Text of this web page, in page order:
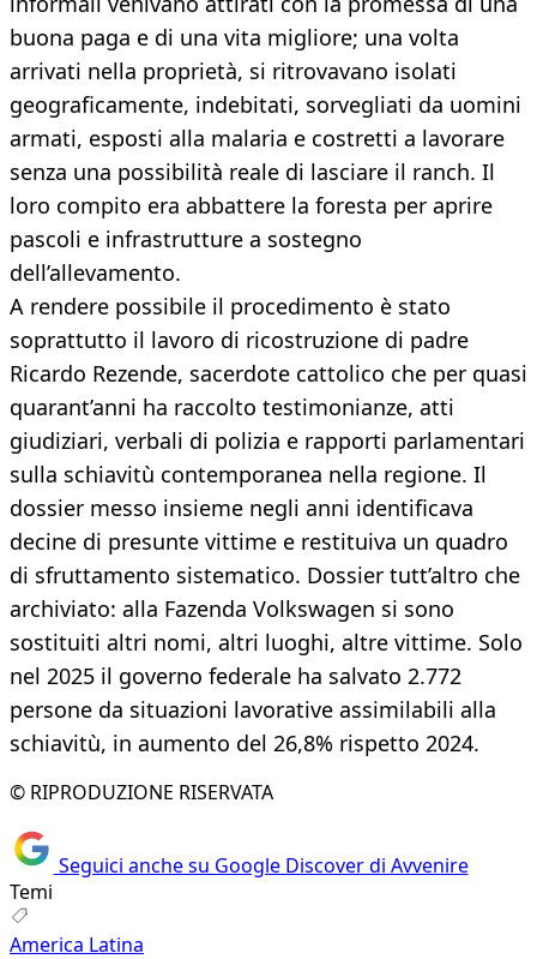
buona paga e di una vita migliore; una volta
arrivati nella proprietà, si ritrovavano isolati
geograficamente, indebitati, sorvegliati da uomini
armati, esposti alla malaria e costretti a lavorare
senza una possibilità reale di lasciare il ranch. Il
loro compito era abbattere la foresta per aprire
pascoli e infrastrutture a sostegno
dell’allevamento.
A rendere possibile il procedimento è stato
soprattutto il lavoro di ricostruzione di padre
Ricardo Rezende, sacerdote cattolico che per quasi
quarant’anni ha raccolto testimonianze, atti
giudiziari, verbali di polizia e rapporti parlamentari
sulla schiavitù contemporanea nella regione. Il
dossier messo insieme negli anni identificava
decine di presunte vittime e restituiva un quadro
di sfruttamento sistematico. Dossier tutt’altro che
archiviato: alla Fazenda Volkswagen si sono
sostituiti altri nomi, altri luoghi, altre vittime. Solo
nel 2025 il governo federale ha salvato 2.772
persone da situazioni lavorative assimilabili alla
schiavitù, in aumento del 26,8% rispetto 2024.
© RIPRODUZIONE RISERVATA
Seguici anche su Google Discover di Avvenire
Temi
America Latina